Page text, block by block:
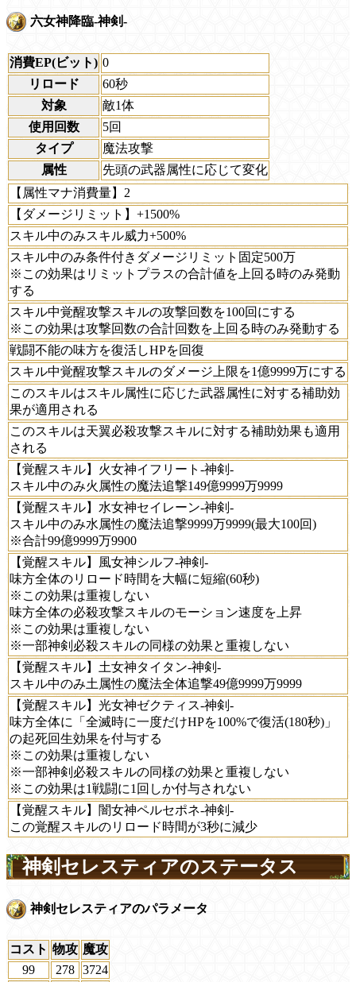
六女神降臨-神剣-
消費EP(ビット) 0
リロード
60秒
対象
敵1体
使用回数
5回
タイプ
魔法攻撃
属性
先頭の武器属性に応じて変化
【属性マナ消費量】2
【ダメージリミット】+1500%
スキル中のみスキル威力+500%
スキル中のみ条件付きダメージリミット固定500万
※この効果はリミットプラスの合計値を上回る時のみ発動
する
スキル中覚醒攻撃スキルの攻撃回数を100回にする
※この効果は攻撃回数の合計回数を上回る時のみ発動する
戦闘不能の味方を復活しHPを回復
スキル中覚醒攻撃スキルのダメージ上限を1億9999万にする
このスキルはスキル属性に応じた武器属性に対する補助効
果が適用される
このスキルは天翼必殺攻撃スキルに対する補助効果も適用
される
【覚醒スキル】火女神イフリート-神剣-
スキル中のみ火属性の魔法追撃149億9999万9999
【覚醒スキル】水女神セイレーン-神剣-
スキル中のみ水属性の魔法追撃9999万9999(最大100回)
※合計99億9999万9900
【覚醒スキル】風女神シルフ-神剣-
味方全体のリロード時間を大幅に短縮(60秒)
※この効果は重複しない
味方全体の必殺攻撃スキルのモーション速度を上昇
※この効果は重複しない
※一部神剣必殺スキルの同様の効果と重複しない
【覚醒スキル】土女神タイタン-神剣-
スキル中のみ土属性の魔法全体追撃49億9999万9999
【覚醒スキル】光女神ゼクティス-神剣-
味方全体に「全滅時に一度だけHPを100%で復活(180秒)」
の起死回生効果を付与する
※この効果は重複しない
※一部神剣必殺スキルの同様の効果と重複しない
※この効果は1戦闘に1回しか付与されない
【覚醒スキル】闇女神ペルセポネ-神剣-
この覚醒スキルのリロード時間が3秒に減少
神剣セレスティアのステータス
神剣セレスティアのパラメータ
コスト 物攻 魔攻
99
278 3724